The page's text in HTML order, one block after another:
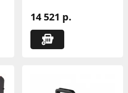
14 521 р.